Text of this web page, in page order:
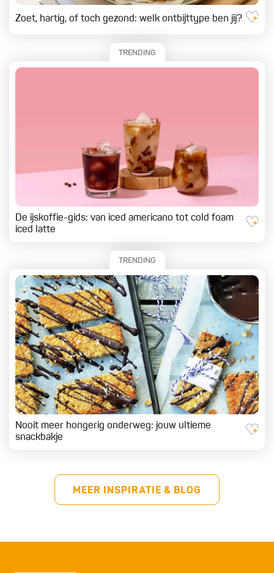
Zoet, hartig, of toch gezond: welk ontbijttype ben jij?
TRENDING
De ijskoffie-gids: van iced americano tot cold foam
iced latte
TRENDING
Nooit meer hongerig onderweg: jouw ultieme
snackbakje
MEER INSPIRATIE & BLOG